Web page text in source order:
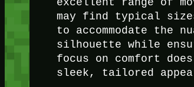
may find typical
to accommodate the
silhouette while
focus on comfort
sleek, tailored